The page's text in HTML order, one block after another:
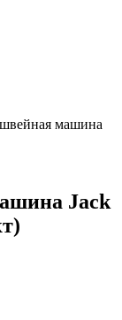
машина
Jack